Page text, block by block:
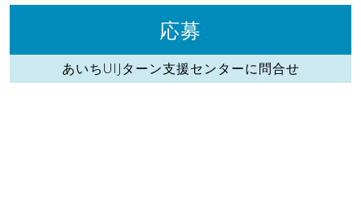
応募
あいちUIJターン支援センターに問合せ